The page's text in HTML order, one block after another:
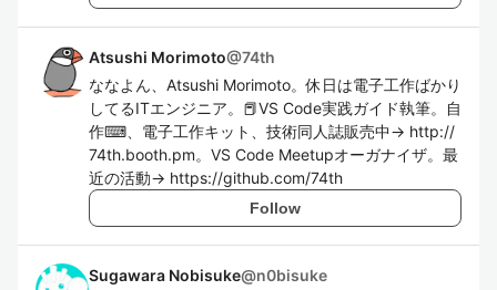
Atsushi Morimoto@74th
ななよん、Atsushi Morimoto。休日は電子工作ばかり
してるITエンジニア。📕VS Code実践ガイド執筆。自
作⌨、電子工作キット、技術同人誌販売中→ http://
74th.booth.pm。VS Code Meetupオーガナイザ。最
近の活動→ https://github.com/74th
Follow
Sugawara Nobisuke@n0bisuke